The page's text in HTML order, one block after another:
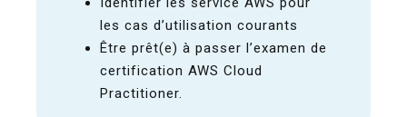
les cas d’utilisation courants
Être prêt(e) à passer l’examen de
certification AWS Cloud
Practitioner.